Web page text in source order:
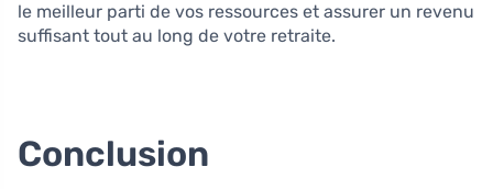
le meilleur parti de vos ressources et assurer un revenu
suffisant tout au long de votre retraite.
Conclusion